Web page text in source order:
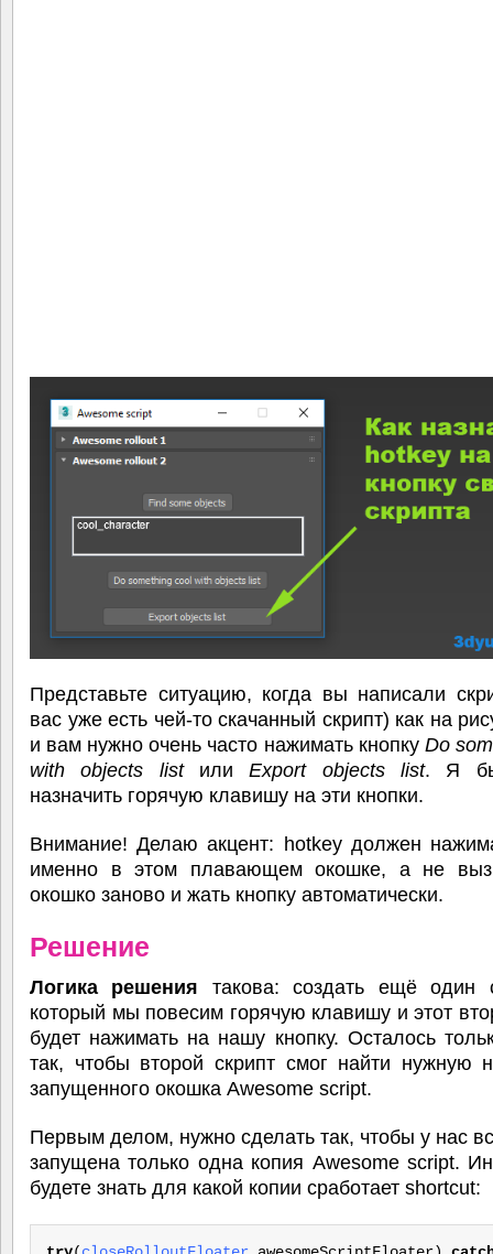
Представьте ситуацию, когда вы написали
вас уже есть чей-то скачанный скрипт) как на
и вам нужно очень часто нажимать кнопку Do
with objects listилиExport objects list. Я бы
назначить горячую клавишу на эти кнопки.
Внимание! Делаю акцент: hotkey должен
именно в этом плавающем окошке, а не
окошко заново и жать кнопку автоматически.
Решение
Логика решения такова: создать ещё один
который мы повесим горячую клавишу и этот
будет нажимать на нашу кнопку. Осталось
так, чтобы второй скрипт смог найти нужную
запущенного окошка Awesome script.
Первым делом, нужно сделать так, чтобы у нас
запущена только одна копия Awesome script.
будете знать для какой копии сработает shortcut: